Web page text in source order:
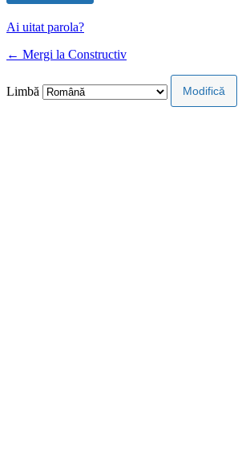
Ai uitat parola?
← Mergi la Constructiv
Limbă